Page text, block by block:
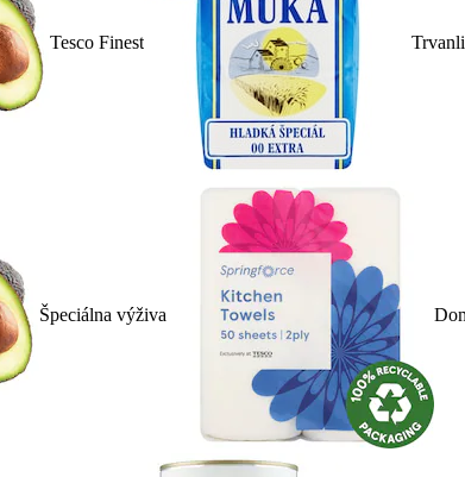
Tesco Finest
Špeciálna výživa